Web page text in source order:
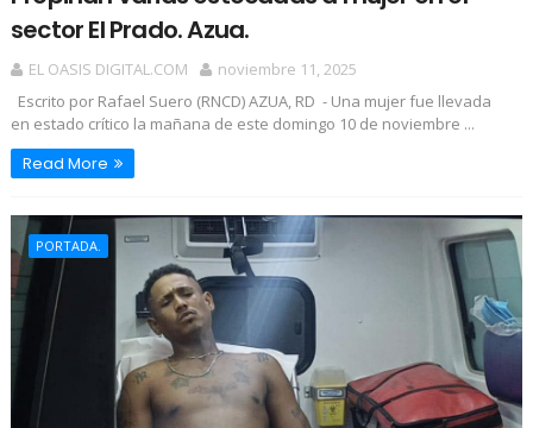
sector El Prado. Azua.
EL OASIS DIGITAL.COM
noviembre 11, 2025
Escrito por Rafael Suero (RNCD) AZUA, RD - Una mujer fue llevada
en estado crítico la mañana de este domingo 10 de noviembre ...
Read More
PORTADA.